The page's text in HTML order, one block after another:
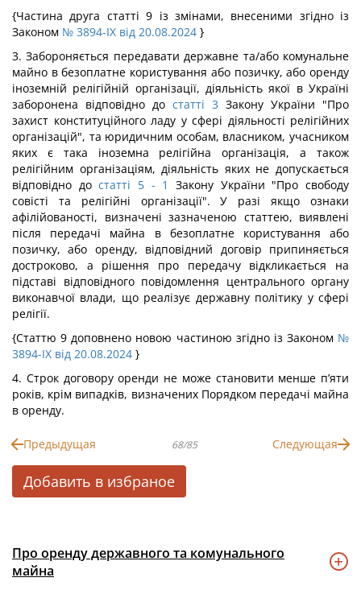
{Частина друга статті 9 із змінами, внесеними згідно із
Законом № 3894-IX від 20.08.2024 }
3. Забороняється передавати державне та/або комунальне
майно в безоплатне користування або позичку, або оренду
іноземній релігійній організації, діяльність якої в Україні
заборонена відповідно до статті 3 Закону України "Про
захист конституційного ладу у сфері діяльності релігійних
організацій", та юридичним особам, власником, учасником
яких є така іноземна релігійна організація, а також
релігійним організаціям, діяльність яких не допускається
відповідно достатті 5 - 1
Закону України "Про свободу
совісті та релігійні організації". У разі якщо ознаки
афілійованості, визначені зазначеною статтею, виявлені
після передачі майна в безоплатне користування або
позичку, або оренду, відповідний договір припиняється
достроково, а рішення про передачу відкликається на
підставі відповідного повідомлення центрального органу
виконавчої влади, що реалізує державну політику у сфері
релігії.
{Статтю 9 доповнено новою частиною згідно із Законом №
3894-IX від 20.08.2024 }
4. Строк договору оренди не може становити менше п’яти
років, крім випадків, визначених Порядком передачі майна
в оренду.
Предыдущая 68/85 Следующая
Добавить в избраное
Про оренду державного та комунального
майна